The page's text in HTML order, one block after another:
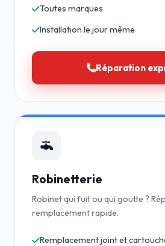
Toutes marques
Installation le jour même
Réparation
Robinetterie
Robinet qui fuit ou qui goutte ?
remplacement rapide.
Remplacement joint et